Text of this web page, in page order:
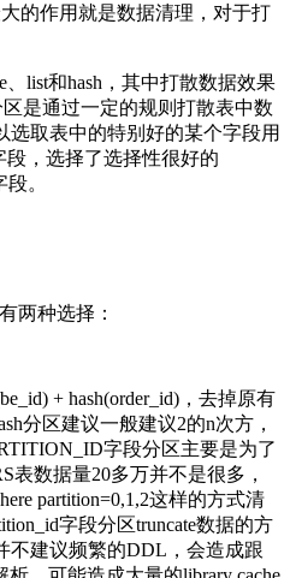
的作用就是数据清理，对于打
、list和hash，其中打散数据效果
区是通过一定的规则打散表中数
取表中的特别好的某个字段用
段，选择了选择性很好的
。
两种选择：
+ hash(order_id)，去掉原有
分区建议一般建议2的n次方，
字段分区主要是为了
表数据量20多万并不是很多，
partition=0,1,2这样的方式清
字段分区truncate数据的方
不建议频繁的DDL，会造成跟